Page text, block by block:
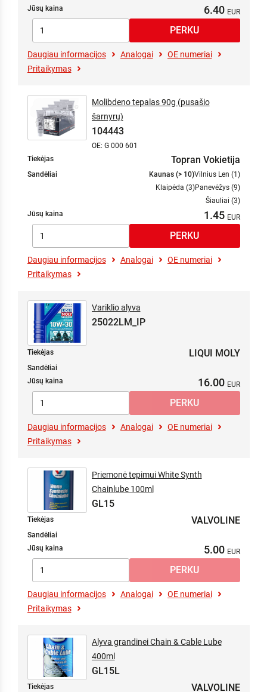
Jūsų kaina
6.40
Daugiau informacijos Analogai
OE numeriai
Pritaikymas
Molibdeno tepalas 90g (pusašio
šarnyrų)
104443
OE: G 000 601
Tiekėjas
Topran Vokietija
Sandėliai Kaunas (> 10)Vilnius Len (1)
Klaipėda (3)Panevėžys (9)
Šiauliai (3)
Jūsų kaina
1.45
Daugiau informacijos Analogai
OE numeriai
Pritaikymas
Variklio alyva
25022LM_IP
Tiekėjas LIQUI MOLY
Sandėliai
Jūsų kaina
16.00
Daugiau informacijos Analogai
OE numeriai
Pritaikymas
Priemonė tepimui White Synth
Chainlube 100ml
GL15
Tiekėjas VALVOLINE
Sandėliai
Jūsų kaina
5.00
Daugiau informacijos Analogai
OE numeriai
Pritaikymas
Alyva grandinei Chain & Cable Lube
400ml
GL15L
Tiekėjas VALVOLINE